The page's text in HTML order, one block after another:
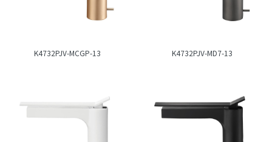
K4732PJV-MCGP-13 K4732PJV-MD7-13